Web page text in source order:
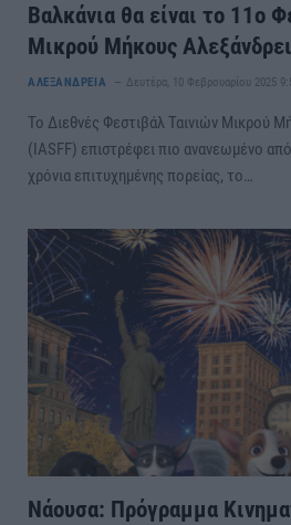
Βαλκάνια θα είναι το 11ο
Μικρού Μήκους
ΑΛΕΞΑΝΔΡΕΙΑ Δευτέρα, 10 Φεβρουαρίου 2025
Το Διεθνές Φεστιβάλ Ταινιών Μικρού
(IASFF) επιστρέφει πιο ανανεωμένο
χρόνια επιτυχημένης πορείας, το…
Νάουσα: Πρόγραμμα